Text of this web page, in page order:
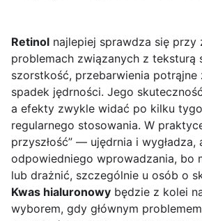
Retinol najlepiej sprawdza się przy
problemach związanych z teksturą
szorstkość, przebarwienia potrąjne
spadek jędrności. Jego
a efekty zwykle widać po kilku
regularnego stosowania. W
przyszłość” — ujędrnia i wygładza,
odpowiedniego wprowadzania, bo
lub drażnić, szczególnie u osób o
Kwas hialuronowy będzie z kolei
wyborem, gdy głównym